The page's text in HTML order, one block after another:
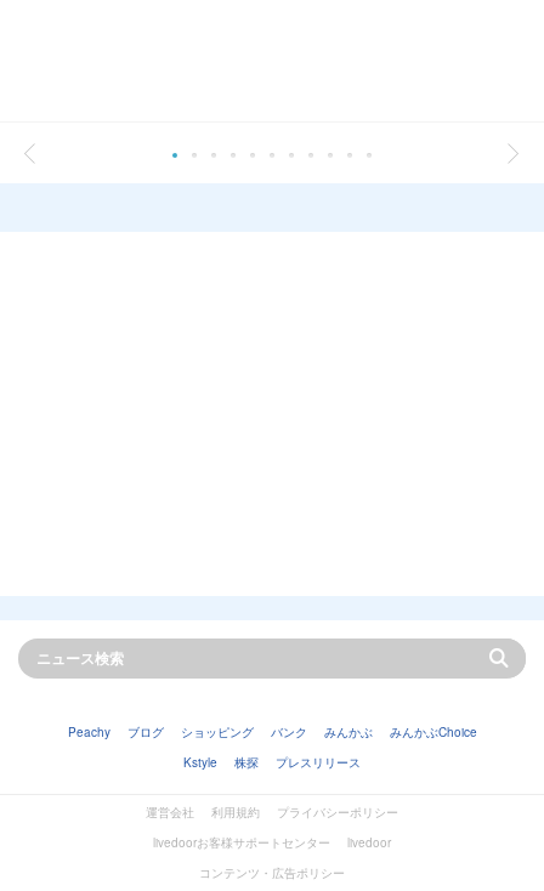
Peachy ブログ ショッピング バンク みんかぶ
みんかぶChoice
Kstyle
株探 プレスリリース
運営会社 利用規約
プライバシーポリシー
livedoorお客様サポートセンター
livedoor
コンテンツ・広告ポリシー